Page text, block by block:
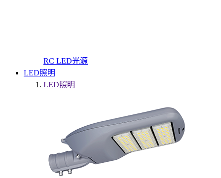
RC LED光源
LED照明
LED照明